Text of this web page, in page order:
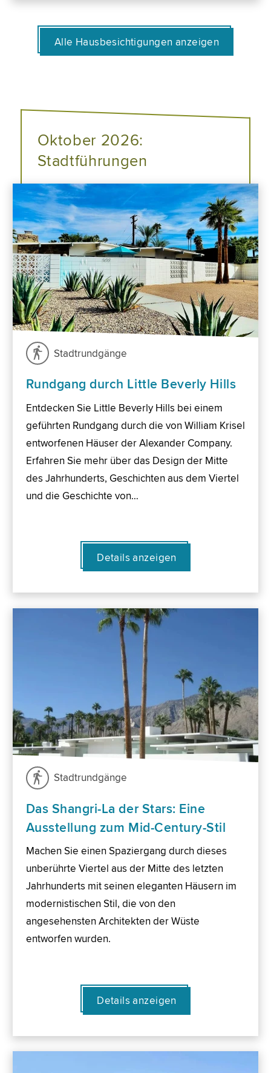
Alle Hausbesichtigungen anzeigen
Oktober 2026:
Stadtführungen
Stadtrundgänge
Rundgang durch Little Beverly Hills
Entdecken Sie Little Beverly Hills bei einem
geführten Rundgang durch die von William Krisel
entworfenen Häuser der Alexander Company.
Erfahren Sie mehr über das Design der Mitte
des Jahrhunderts, Geschichten aus dem Viertel
und die Geschichte von…
Details anzeigen
Stadtrundgänge
Das Shangri-La der Stars: Eine
Ausstellung zum Mid-Century-Stil
Machen Sie einen Spaziergang durch dieses
unberührte Viertel aus der Mitte des letzten
Jahrhunderts mit seinen eleganten Häusern im
modernistischen Stil, die von den
angesehensten Architekten der Wüste
entworfen wurden.
Details anzeigen